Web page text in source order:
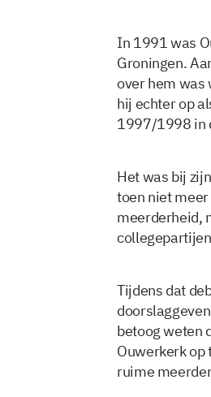
In 1991 was
Groningen.
over hem was
hij echter op
1997/1998 in
Het was bij
toen niet
meerderheid,
Tijdens dat
betoog weten
Ouwerkerk op
ruime